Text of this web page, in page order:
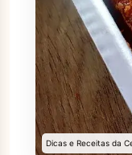
Dicas e Receitas da